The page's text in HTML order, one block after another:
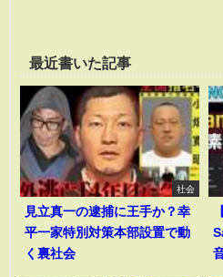
最近書いた記事
社会
見立真一の逮捕に王手か？幸
平一家特別対策本部設置で動
く裏社会